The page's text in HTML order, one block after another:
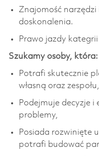
Znajomość narzędzi
doskonalenia.
Prawo jazdy kategrii
Szukamy osoby, która:
Potrafi skutecznie
własną oraz zespołu,
Podejmuje decyzje
problemy,
Posiada rozwinięte
potrafi budować